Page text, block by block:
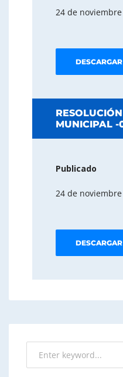
24 de
DESCARGAR
MUNICIPAL -
Publicado
24 de
DESCARGAR